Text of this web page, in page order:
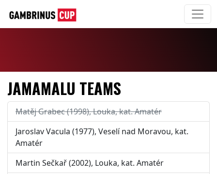
JAMAMALU TEAMS
Matěj Grabec (1998), Louka, kat. Amatér
Jaroslav Vacula (1977), Veselí nad Moravou, kat.
Amatér
Martin Sečkař (2002), Louka, kat. Amatér